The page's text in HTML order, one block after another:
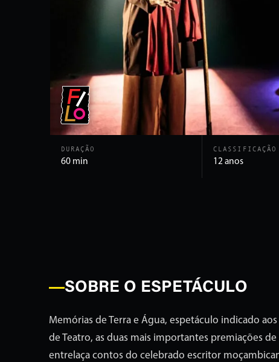
DURAÇÃO
60 min
CLASSIFICAÇÃO
12 anos
SOBRE O ESPETÁCULO
Memórias de Terra e Água, espetáculo indicado aos
de Teatro, as duas mais importantes premiações de
entrelaça contos do celebrado escritor